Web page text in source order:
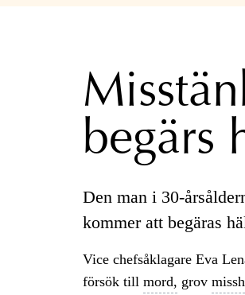
begärs
Den man i 30-
kommer att begäras
Vice chefsåklagare Eva
försök till mord, grov